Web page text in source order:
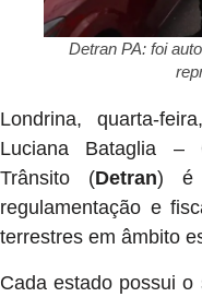
Detran PA: foi
Londrina, quarta-
Luciana Bataglia –
Trânsito (Detran) é
regulamentação e
terrestres em âmbito
Cada estado possui o